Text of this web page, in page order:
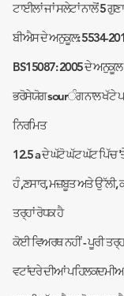
ਟਾਈਲਾਂ ਜਾਂ ਸਲੇਟਾਂ ਨਾਲੋਂ 5
ਬੀਐਸ ਦੇ ਅਨੁਕੂਲ:5534-
BS15087: 2005 ਦੇ ਅਨੁਕੂਲ
ਭਰੋਸੇਯੋਗ sourੰਗ ਨਾਲ ਖੱਟੇ
ਨਿਰਮਿਤ
12.5 a ਦੇ ਘੱਟੋ ਘੱਟ ਘੱਟ ਪਿੱਚ
ਹੰ ,ਣਸਾਰ, ਮਜ਼ਬੂਤ ਅਤੇ ਉੱਲੀ,
ਤਰ੍ਹਾਂ ਰੋਧਕ ਹੈ
ਕੋਈ ਵਿਅਰਥ ਨਹੀਂ - ਪੂਰੀ
ਵਟਾਂਦਰੇ ਦੀਆਂ